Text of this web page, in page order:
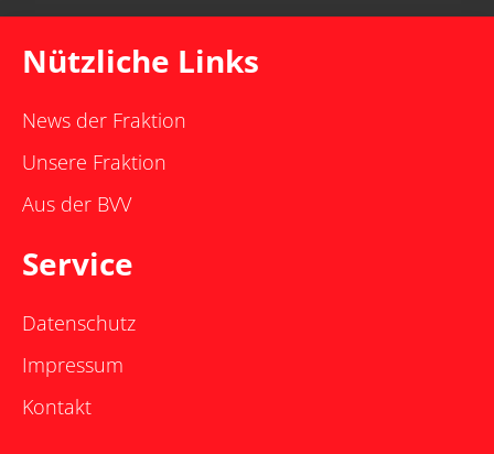
Nützliche Links
News der Fraktion
Unsere Fraktion
Aus der BVV
Service
Datenschutz
Impressum
Kontakt